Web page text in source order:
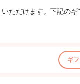
いただけます。下記の
ギ